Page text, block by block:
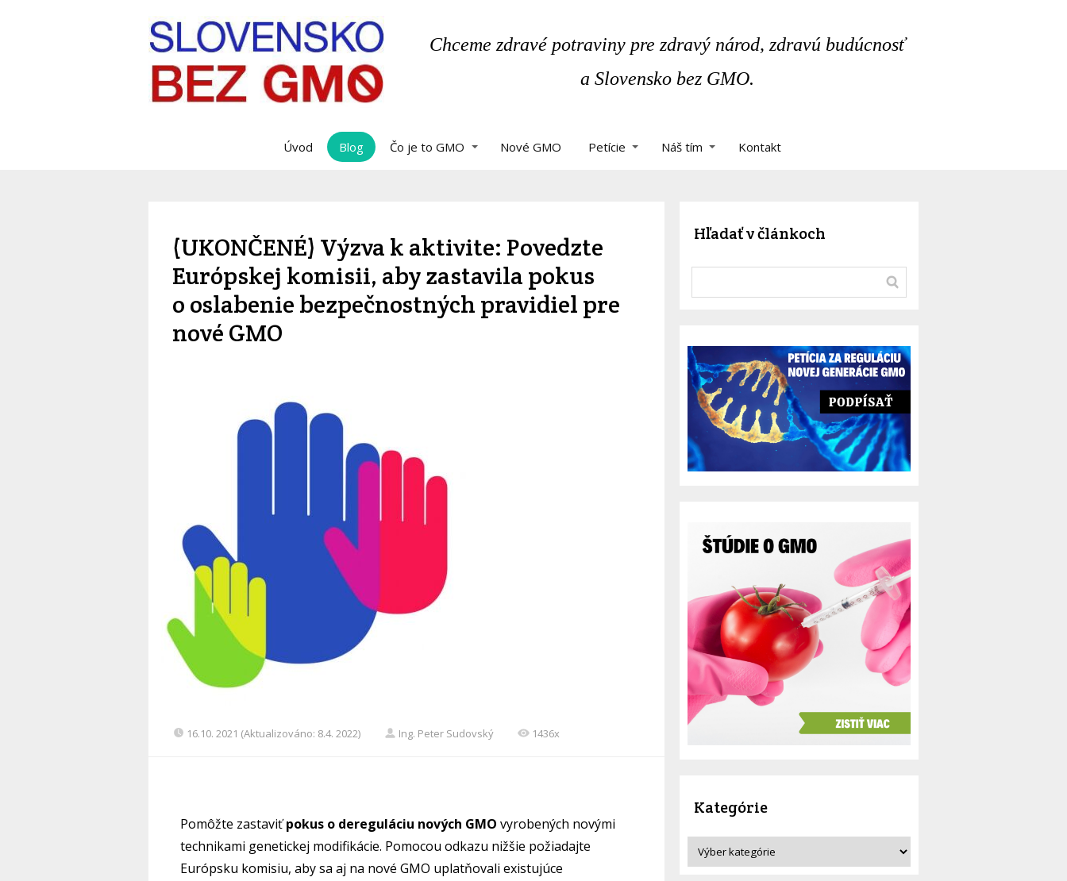
Chceme zdravé potraviny pre zdravý národ, zdravú budúcnosť
a Slovensko bez GMO.
Úvod Blog Čo je to GMO Nové GMO Petície Náš tím Kontakt
(UKONČENÉ) Výzva k aktivite: Povedzte
Európskej komisii, aby zastavila pokus
o oslabenie bezpečnostných pravidiel pre
nové GMO
16.10. 2021 (Aktualizováno: 8.4. 2022) Ing. Peter Sudovský 1436x
Pomôžte zastaviťpokus o dereguláciu nových GMO vyrobených novými
technikami genetickej modifikácie. Pomocou odkazu nižšie požiadajte
Európsku komisiu, aby sa aj na nové GMO uplatňovali existujúce
Hľadať v článkoch
Kategórie